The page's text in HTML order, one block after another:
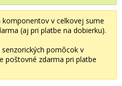
komponentov v celkovej sume
(aj pri platbe na dobierku).
pomôcok v
poštovné zdarma pri platbe